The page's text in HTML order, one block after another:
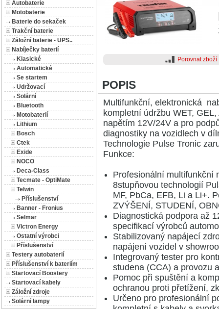
Autobaterie
Motobaterie
Baterie do sekaček
Trakční baterie
Záložní baterie - UPS..
Nabíječky baterií
Klasické
Automatické
Se startem
Udržovací
Solární
Bluetooth
Motobaterií
Lithium
Bosch
Ctek
Exide
NOCO
Deca-Class
Tecmate - OptiMate
Telwin
Příslušenství
Banner - Fronius
Selmar
Victron Energy
Ostatní výrobci
Příslušenství
Testery autobaterií
Příslušenství k bateriím
Startovací Boostery
Startovací kabely
Záložní zdroje
Solární lampy
Porovnat zboží
POPIS
Multifunkční, elektronická
kompletní údržbu WET,
napětím 12V/24V a pro
diagnostiky na vozidlech v
Technologie Pulse Tronic
Funkce:
Profesionální multifunkční
8stupňovou technologií
MF, PbCa, EFB, Li a Li+.
ZVÝŠENÍ, STUDENÍ,
Diagnostická podpora až
specifikací výrobců
Stabilizovaný napájecí
napájení vozidel v
Integrovaný tester pro
studena (CCA) a provozu
Pomoc při spuštění a
ochranou proti přetížení,
Určeno pro profesionální